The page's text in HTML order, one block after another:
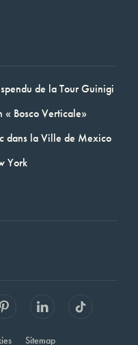
de la Tour Guinigi
Bosco Verticale»
dans la Ville de Mexico
York
Sitemap